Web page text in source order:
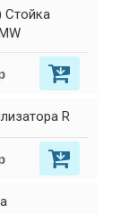
Стойка
R